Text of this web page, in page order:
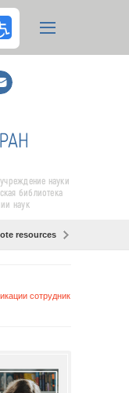
науки
библиотека
наук
resources